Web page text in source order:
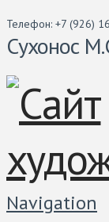
Телефон: +7 (926)
Сухонос
Navigation